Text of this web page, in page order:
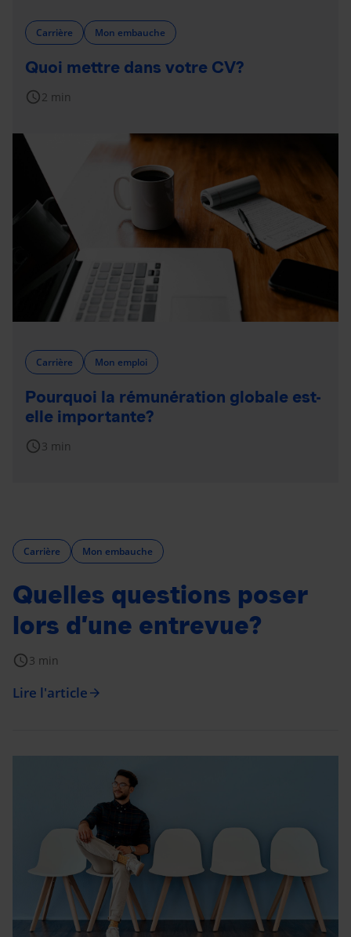
Carrière Mon embauche
Quoi mettre dans votre CV?
schedule2 min
Carrière Mon emploi
Pourquoi la rémunération globale est-
elle importante?
schedule3 min
Carrière Mon embauche
Quelles questions poser
lors d’une entrevue?
schedule3 min
Lire l'article arrow_forward